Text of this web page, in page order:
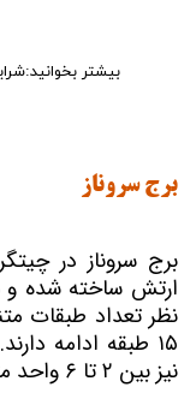
بیشتر
برج سروناز
برج‌ سروناز در
۱۵ طبقه ادامه
نیز بین ۲ تا ۶ واحد متغیر است.